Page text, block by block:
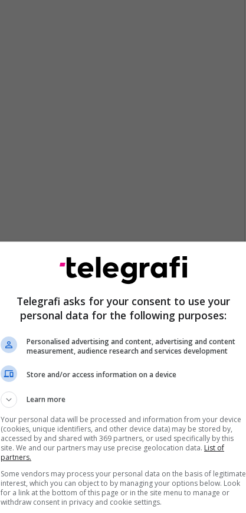
Telegrafi asks for your consent to use your
personal data for the following purposes:
Personalised advertising and content, advertising and content
measurement, audience research and services development
Store and/or access information on a device
Learn more
Your personal data will be processed and information from your device
(cookies, unique identifiers, and other device data) may be stored by,
accessed by and shared with 369 partners, or used specifically by this
site. We and our partners may use precise geolocation data. List of
partners.
Some vendors may process your personal data on the basis of legitimate
interest, which you can object to by managing your options below. Look
for a link at the bottom of this page or in the site menu to manage or
withdraw consent in privacy and cookie settings.